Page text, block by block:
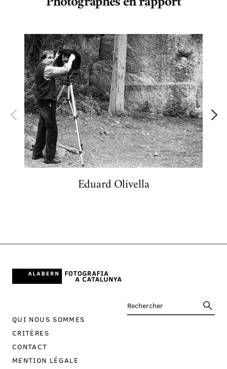
Photographes en rapport
Eduard Olivella
QUI NOUS SOMMES
CRITÈRES
CONTACT
MENTION LÉGALE